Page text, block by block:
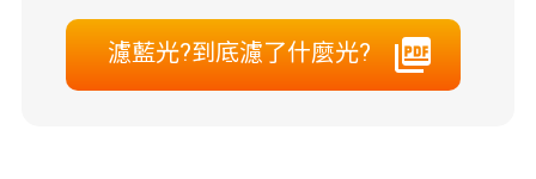
濾藍光?到底濾了什麼光?